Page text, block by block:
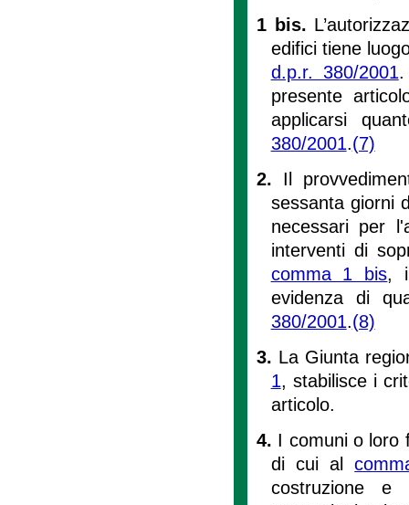
1 bis.
edifici tiene
d.p.r. 380/2001.
presente
applicarsi
380/2001.(7)
2. Il
sessanta giorni
necessari per
interventi di
comma 1 bis,
evidenza di
380/2001.(8)
3. La Giunta
1, stabilisce i
articolo.
4. I comuni o loro
di cui al
costruzione e